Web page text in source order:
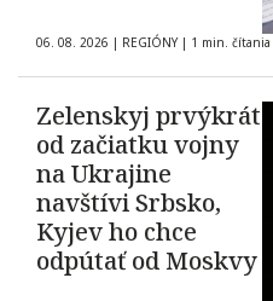
06. 08. 2026 | REGIÓNY | 1 min. čítania
Zelenskyj prvýkrát
od začiatku vojny
na Ukrajine
navštívi Srbsko,
Kyjev ho chce
odpútať od Moskvy